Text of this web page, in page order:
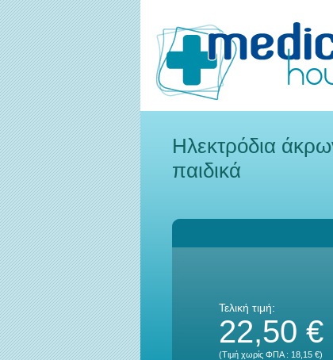
Ηλεκτρόδια
παιδικά
Τελική τιμή:
22,50 €
(Τιμή χωρίς ΦΠΑ : 18,15 €)